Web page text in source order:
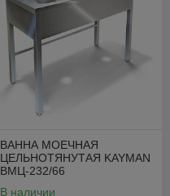
ВАННА МОЕЧНАЯ
ЦЕЛЬНОТЯНУТАЯ KAYMAN
ВМЦ-232/66
В наличии